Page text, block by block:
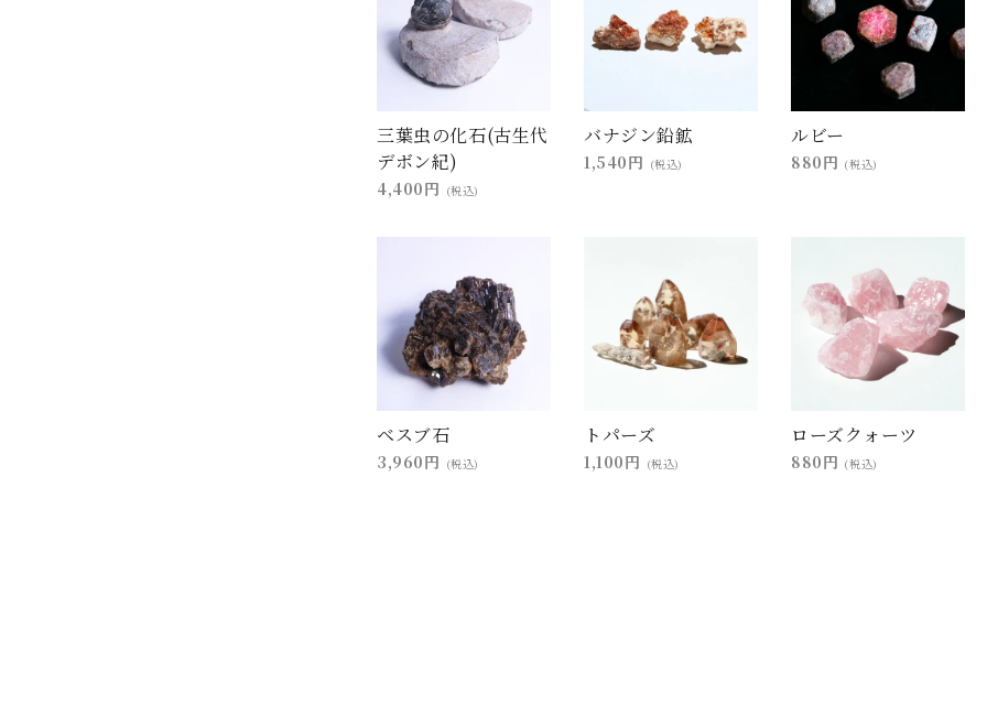
三葉虫の化石(古生代
デボン紀)
4,400円 (税込)
バナジン鉛鉱
1,540円 (税込)
ルビー
880円 (税込)
ベスブ石
3,960円 (税込)
トパーズ
1,100円 (税込)
ローズクォーツ
880円 (税込)